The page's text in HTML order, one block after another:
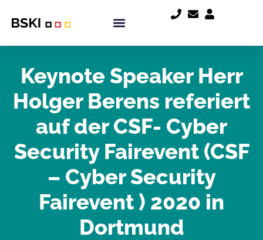
Keynote Speaker Herr
Holger Berens referiert
auf der CSF- Cyber
Security Fairevent (CSF
– Cyber Security
Fairevent ) 2020 in
Dortmund